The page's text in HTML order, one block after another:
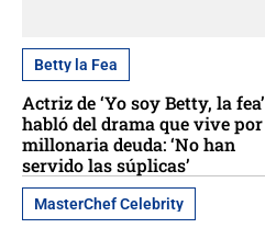
Betty la Fea
Actriz de ‘Yo soy Betty, la fea’
habló del drama que vive por
millonaria deuda: ‘No han
servido las súplicas’
MasterChef Celebrity